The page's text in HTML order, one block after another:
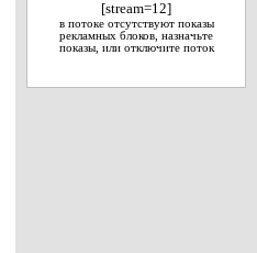
[stream=12]
в потоке отсутствуют показы
рекламных блоков, назначьте
показы, или отключите поток